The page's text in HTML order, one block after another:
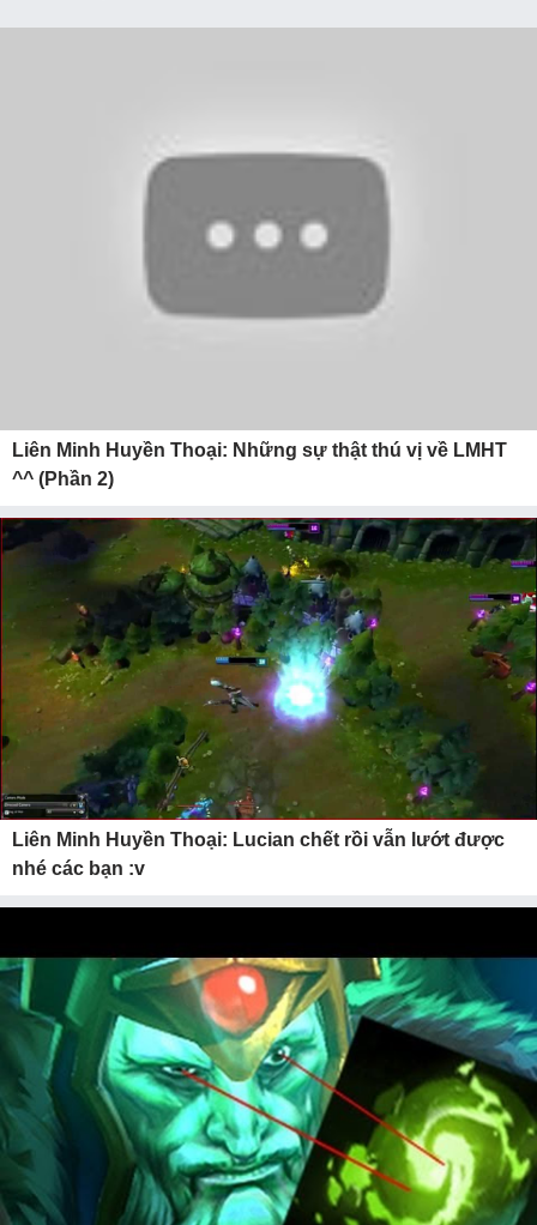
Liên Minh Huyền Thoại: Những sự thật thú vị về LMHT
^^ (Phần 2)
Liên Minh Huyền Thoại: Lucian chết rồi vẫn lướt được
nhé các bạn :v